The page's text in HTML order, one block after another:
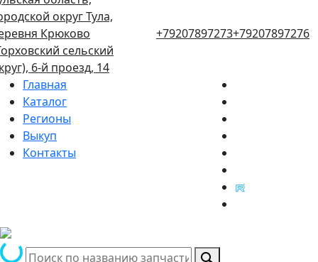
округ Тула,
Крюково
сельский
6-й проезд, 14
+79207897273+79207897276
Главная
Каталог
Регионы
Выкуп
Контакты